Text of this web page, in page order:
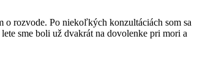
o rozvode. Po niekoľkých konzultáciách som sa
sme boli už dvakrát na dovolenke pri mori a